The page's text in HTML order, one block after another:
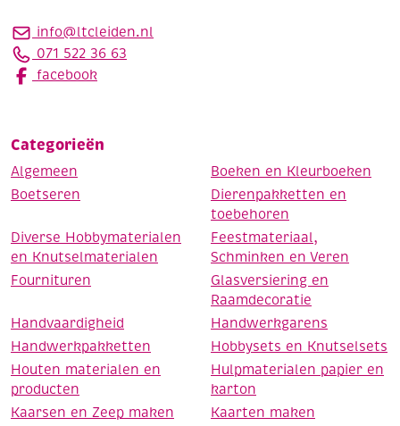
info@ltcleiden.nl
071 522 36 63
facebook
Categorieën
Algemeen
Boeken en Kleurboeken
Boetseren
Dierenpakketten en
toebehoren
Diverse Hobbymaterialen
en Knutselmaterialen
Feestmateriaal,
Schminken en Veren
Fournituren
Glasversiering en
Raamdecoratie
Handvaardigheid
Handwerkgarens
Handwerkpakketten
Hobbysets en Knutselsets
Houten materialen en
producten
Hulpmaterialen papier en
karton
Kaarsen en Zeep maken
Kaarten maken